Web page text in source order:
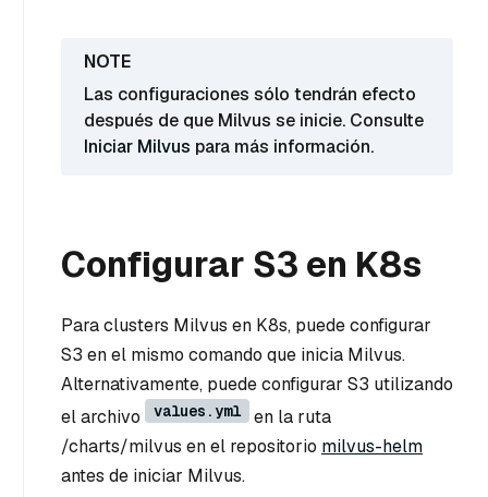
Las configuraciones sólo tendrán efecto
después de que Milvus se inicie. Consulte
Iniciar Milvus para más información.
Configurar S3 en K8s
Para clusters Milvus en K8s, puede configurar
S3 en el mismo comando que inicia Milvus.
Alternativamente, puede configurar S3 utilizando
el archivo
values.yml
en la ruta
/charts/milvus en el repositorio milvus-helm
antes de iniciar Milvus.